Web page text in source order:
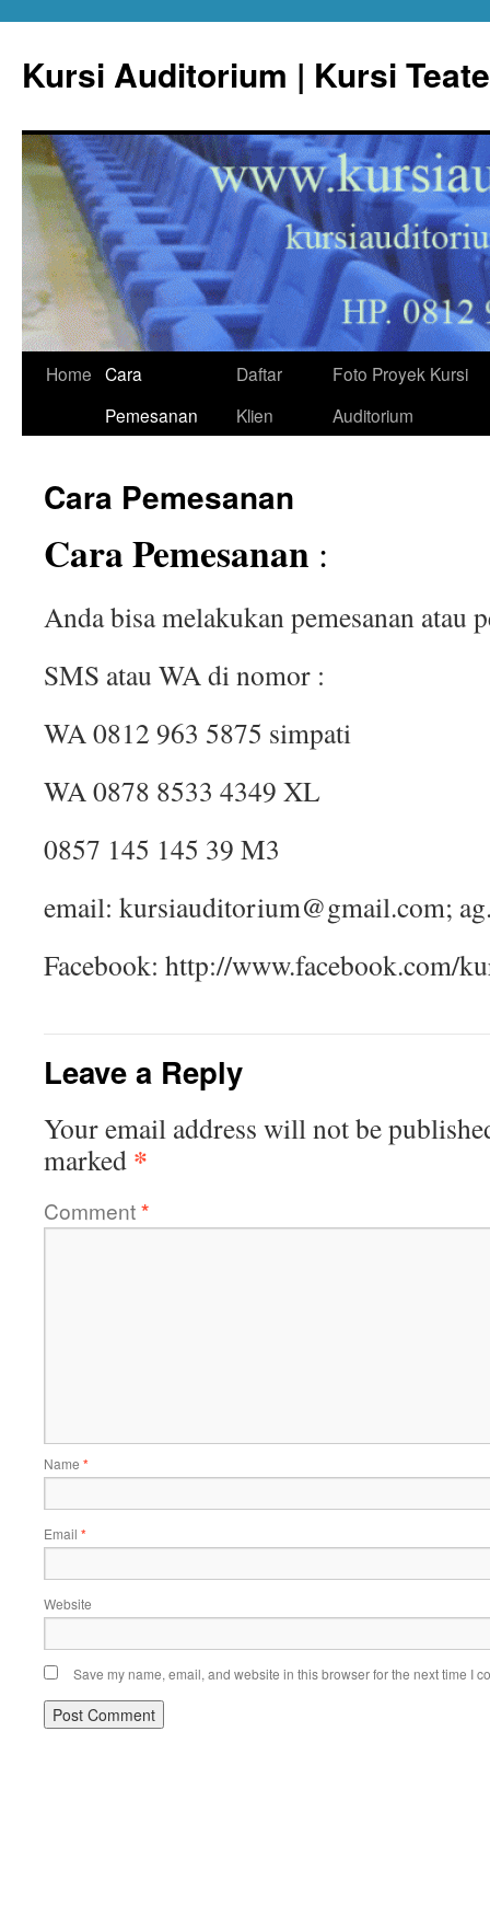
content
Kursi Auditorium | Kursi
Home Cara
Pemesanan
Daftar
Klien
Foto Proyek Kursi
Auditorium
Cara Pemesanan
Cara Pemesanan :
Anda bisa melakukan pemesanan atau
SMS atau WA di nomor :
WA 0812 963 5875 simpati
WA 0878 8533 4349 XL
0857 145 145 39 M3
email: kursiauditorium@gmail.com;
Facebook: http://www.facebook.com/
Leave a Reply
Your email address will not be
marked *
Comment*
Name *
Email *
Website
Save my name, email, and website in this browser for the next time I